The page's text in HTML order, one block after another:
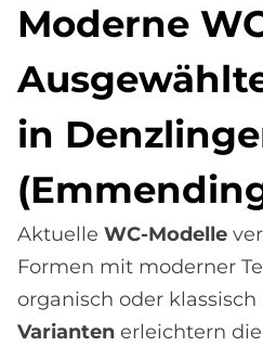
Mo­der­ne
in
Aktuelle WC-Modelle
Formen mit moderner
organisch oder klassisch
Varianten erleichtern